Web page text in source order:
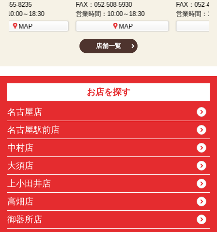
FAX：052-508-5930
営業時間：10:00～18:30
FAX：052-481-3587
営業時間：10:00～18:30
店舗一覧
お店を探す
名古屋店
名古屋駅前店
中村店
大須店
上小田井店
高畑店
御器所店